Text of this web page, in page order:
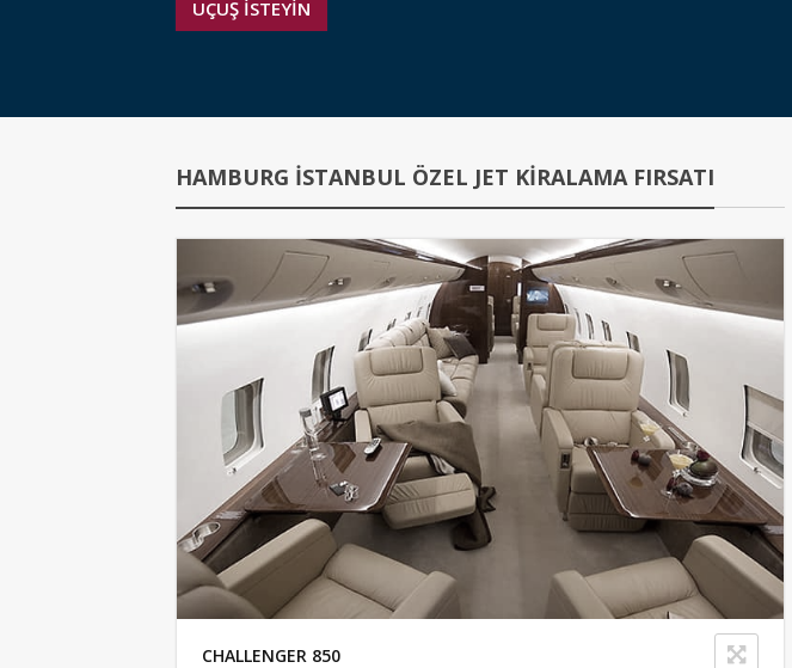
HAMBURG İSTANBUL ÖZEL JET KIRALAMA FIRSATI
CHALLENGER 850